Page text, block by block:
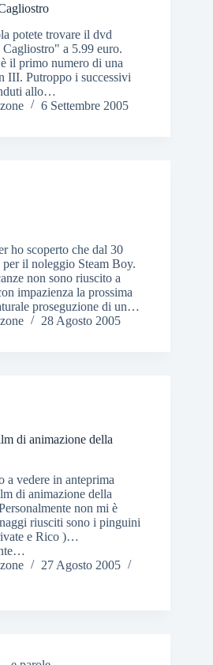
potete trovare il dvd
a 5.99 euro.
il primo numero di una
III. Putroppo i successivi
allo…
6 Settembre 2005
ho scoperto che dal 30
il noleggio Steam Boy.
non sono riuscito a
impazienza la prossima
proseguzione di un…
28 Agosto 2005
di animazione della
a vedere in anteprima
di animazione della
non mi è
riusciti sono i pinguini
e Rico )…
27 Agosto 2005